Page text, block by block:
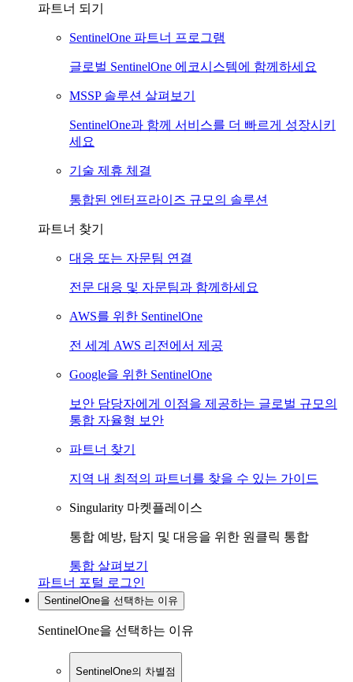
파트너 되기
SentinelOne 파트너 프로그램
글로벌 SentinelOne 에코시스템에 함께하세요
MSSP 솔루션 살펴보기
SentinelOne과 함께 서비스를 더 빠르게 성장시키
세요
기술 제휴 체결
통합된 엔터프라이즈 규모의 솔루션
파트너 찾기
대응 또는 자문팀 연결
전문 대응 및 자문팀과 함께하세요
AWS를 위한 SentinelOne
전 세계 AWS 리전에서 제공
Google을 위한 SentinelOne
보안 담당자에게 이점을 제공하는 글로벌 규모의
통합 자율형 보안
파트너 찾기
지역 내 최적의 파트너를 찾을 수 있는 가이드
Singularity 마켓플레이스
통합 예방, 탐지 및 대응을 위한 원클릭 통합
통합 살펴보기
파트너 포털 로그인
SentinelOne을 선택하는 이유
SentinelOne을 선택하는 이유
SentinelOne의 차별점